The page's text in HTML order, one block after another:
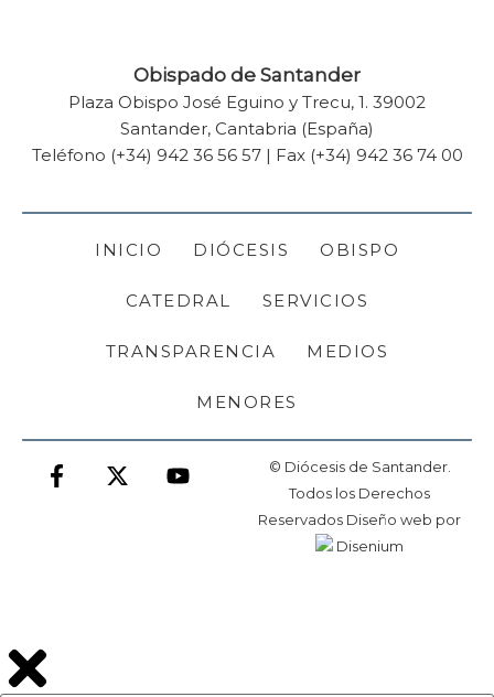
Obispado de Santander
Plaza Obispo José Eguino y Trecu, 1. 39002
Santander, Cantabria (España)
Teléfono (+34) 942 36 56 57 | Fax (+34) 942 36 74 00
INICIO DIÓCESIS OBISPO
CATEDRAL SERVICIOS
TRANSPARENCIA MEDIOS
MENORES
© Diócesis de Santander.
Todos los Derechos
Reservados Diseño web por
Disenium